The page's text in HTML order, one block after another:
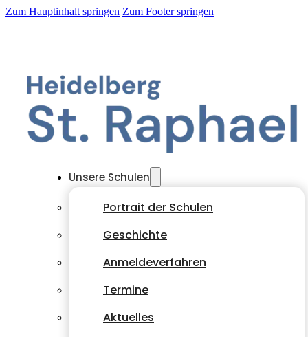
Zum Hauptinhalt springen Zum Footer springen
Unsere Schulen
Portrait der Schulen
Geschichte
Anmeldeverfahren
Termine
Aktuelles